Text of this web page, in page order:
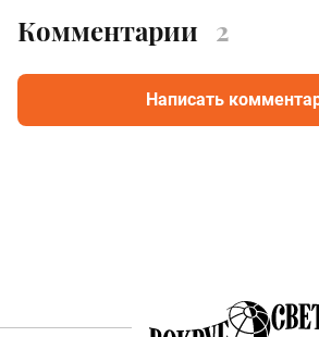
Комментарии 2
Написать